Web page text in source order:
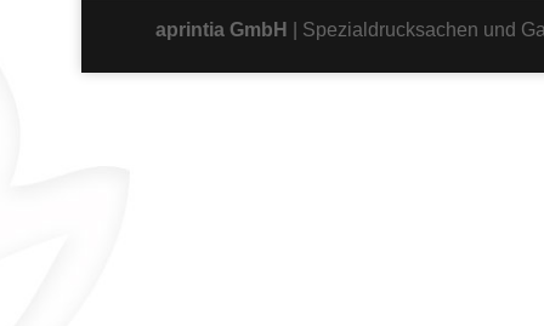
aprintia GmbH | Spezialdrucksachen